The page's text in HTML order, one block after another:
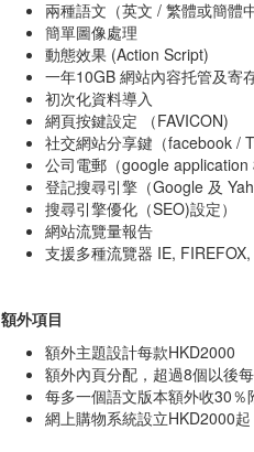
兩種語文（英文 / 繁體或簡體中
簡單圖像處理
動態效果 (Action Script)
一年10GB 網站內容托管及寄
初次化資料導入
網頁按鍵設定 （FAVICON)
社交網站分享鍵（facebook /
公司電郵（google application
登記搜尋引擎（Google 及
搜尋引擎優化（SEO)設定）
網站流覽量報告
支援多種流覽器 IE, FIREFOX,
額外項目
額外主題設計每款HKD2000
額外內頁分配，超過8個以後
每多一個語文版本額外收30％
網上購物系統設立HKD2000起